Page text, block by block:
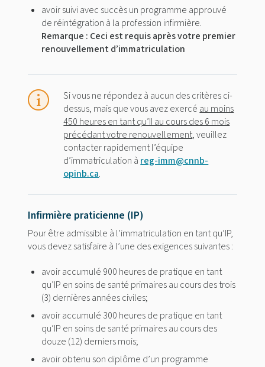
avoir suivi avec succès un programme approuvé
de réintégration à la profession infirmière.
Remarque : Ceci est requis après votre premier
renouvellement d’immatriculation
Si vous ne répondez à aucun des critères ci-
dessus, mais que vous avez exercé au moins
450 heures en tant qu’II au cours des 6 mois
précédant votre renouvellement, veuillez
contacter rapidement l’équipe
d’immatriculation à reg-imm@cnnb-
opinb.ca.
Infirmière praticienne (IP)
Pour être admissible à l’immatriculation en tant qu’IP,
vous devez satisfaire à l’une des exigences suivantes :
avoir accumulé 900 heures de pratique en tant
qu’IP en soins de santé primaires au cours des trois
(3) dernières années civiles;
avoir accumulé 300 heures de pratique en tant
qu’IP en soins de santé primaires au cours des
douze (12) derniers mois;
avoir obtenu son diplôme d’un programme